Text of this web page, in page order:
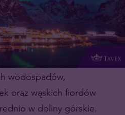
wodospadów,
oraz wąskich fiordów
w doliny górskie.